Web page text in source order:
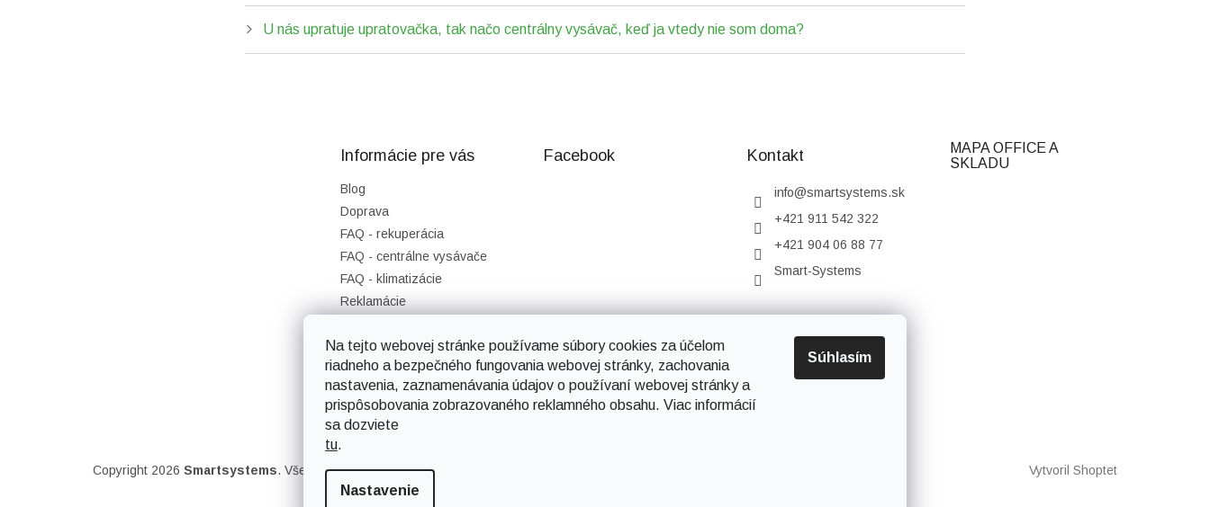
Na tejto webovej stránke používame súbory cookies za účelom
riadneho a bezpečného fungovania webovej stránky, zachovania
nastavenia, zaznamenávania údajov o používaní webovej stránky a
prispôsobovania zobrazovaného reklamného obsahu. Viac informácií
sa dozviete
tu.
Nastavenie
Súhlasím
U nás upratuje upratovačka, tak načo centrálny vysávač, keď ja vtedy nie som doma?
Informácie pre vás
Blog
Doprava
FAQ - rekuperácia
FAQ - centrálne vysávače
FAQ - klimatizácie
Reklamácie
Ochrana osobných údajov
Napíšte nám
Kontakty
Facebook Kontakt
info@smartsystems.sk
+421 911 542 322
+421 904 06 88 77
Smart-Systems
MAPA OFFICE A
SKLADU
Vytvoril Shoptet
Copyright 2026 Smartsystems. Všetky práva vyhradené.Upraviť nastavenie cookies